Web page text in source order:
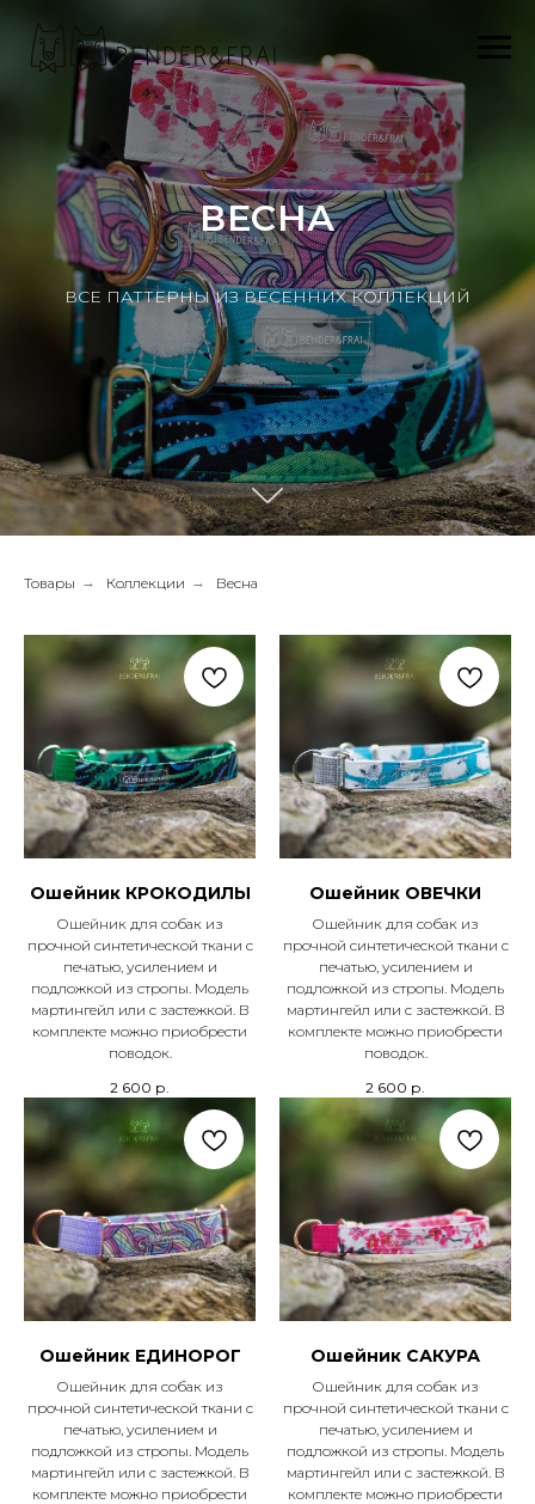
ВЕСНА
ВСЕ ПАТТЕРНЫ ИЗ ВЕСЕННИХ КОЛЛЕКЦИЙ
Товары → Коллекции → Весна
Ошейник КРОКОДИЛЫ
Ошейник для собак из
прочной синтетической ткани с
печатью, усилением и
подложкой из стропы. Модель
мартингейл или с застежкой. В
комплекте можно приобрести
поводок.
2 600 р.
Ошейник ОВЕЧКИ
Ошейник для собак из
прочной синтетической ткани с
печатью, усилением и
подложкой из стропы. Модель
мартингейл или с застежкой. В
комплекте можно приобрести
поводок.
2 600 р.
Ошейник ЕДИНОРОГ
Ошейник для собак из
прочной синтетической ткани с
печатью, усилением и
подложкой из стропы. Модель
мартингейл или с застежкой. В
комплекте можно приобрести
Ошейник САКУРА
Ошейник для собак из
прочной синтетической ткани с
печатью, усилением и
подложкой из стропы. Модель
мартингейл или с застежкой. В
комплекте можно приобрести